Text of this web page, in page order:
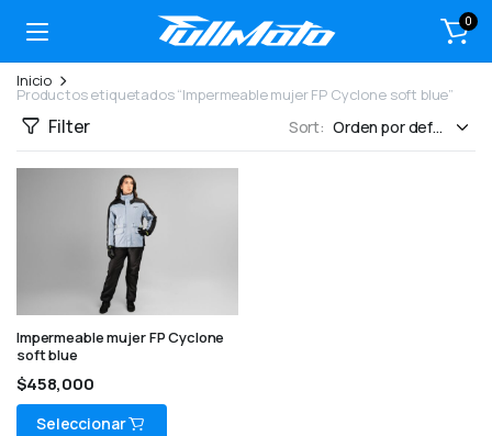
0
Inicio
Productos etiquetados “Impermeable mujer FP Cyclone soft blue”
Filter Sort:
Impermeable mujer FP Cyclone
soft blue
$458,000
Seleccionar